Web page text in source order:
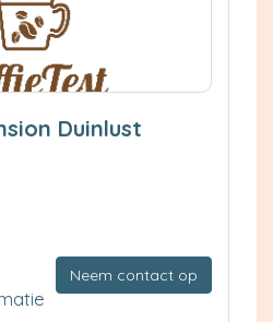
Duinlust
Neem contact op